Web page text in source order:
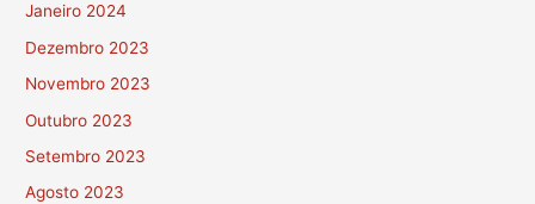
Janeiro 2024
Dezembro 2023
Novembro 2023
Outubro 2023
Setembro 2023
Agosto 2023